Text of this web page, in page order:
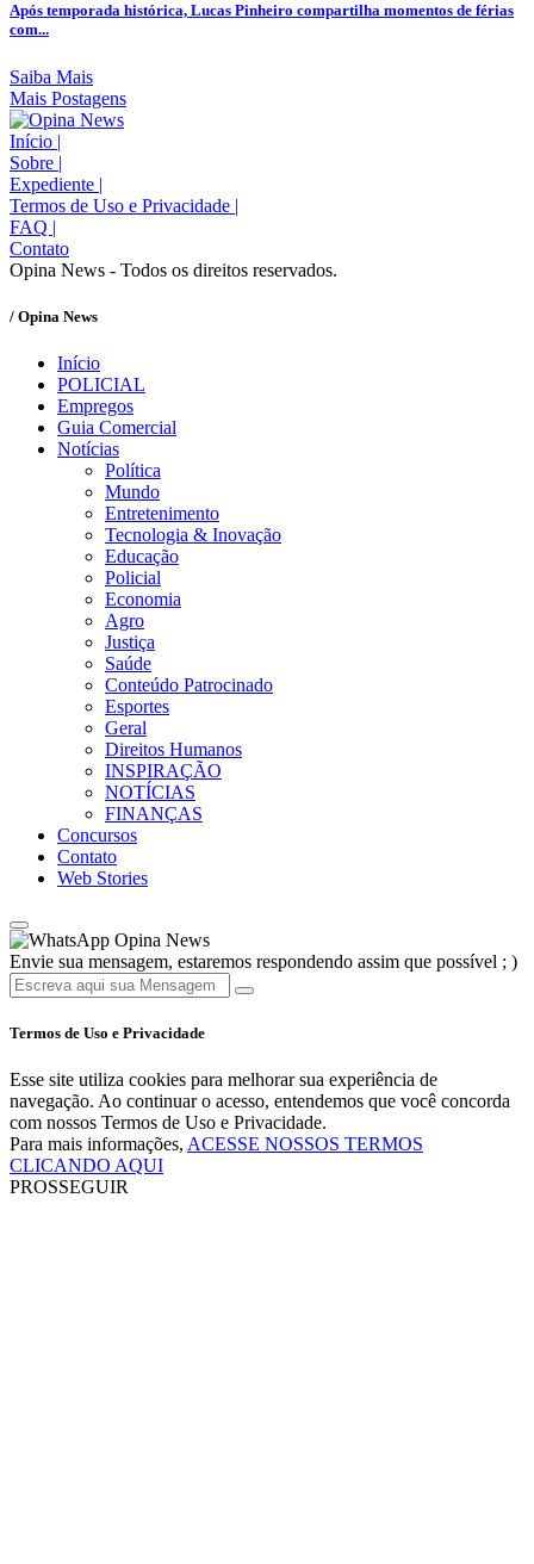
Após temporada histórica, Lucas Pinheiro compartilha momentos de férias
com...
Saiba Mais
Mais Postagens
Início |
Sobre |
Expediente |
Termos de Uso e Privacidade |
FAQ |
Contato
Opina News - Todos os direitos reservados.
/ Opina News
Início
POLICIAL
Empregos
Guia Comercial
Notícias
Política
Mundo
Entretenimento
Tecnologia & Inovação
Educação
Policial
Economia
Agro
Justiça
Saúde
Conteúdo Patrocinado
Esportes
Geral
Direitos Humanos
INSPIRAÇÃO
NOTÍCIAS
FINANÇAS
Concursos
Contato
Web Stories
Opina News
Envie sua mensagem, estaremos respondendo assim que possível ; )
Termos de Uso e Privacidade
Esse site utiliza cookies para melhorar sua experiência de
navegação. Ao continuar o acesso, entendemos que você concorda
com nossos Termos de Uso e Privacidade.
Para mais informações, ACESSE NOSSOS TERMOS
CLICANDO AQUI
PROSSEGUIR